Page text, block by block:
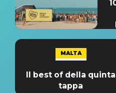
MALTA
Il best of della quinta
tappa